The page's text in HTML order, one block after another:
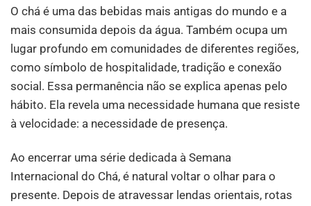
O chá é uma das bebidas mais antigas do mundo e a
mais consumida depois da água. Também ocupa um
lugar profundo em comunidades de diferentes regiões,
como símbolo de hospitalidade, tradição e conexão
social. Essa permanência não se explica apenas pelo
hábito. Ela revela uma necessidade humana que resiste
à velocidade: a necessidade de presença.
Ao encerrar uma série dedicada à Semana
Internacional do Chá, é natural voltar o olhar para o
presente. Depois de atravessar lendas orientais, rotas